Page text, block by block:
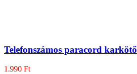
Telefonszámos paracord karkötő
1.990 Ft